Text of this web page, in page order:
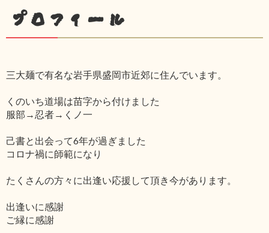
プロフィール
三大麺で有名な岩手県盛岡市近郊に住んでいます。
くのいち道場は苗字から付けました
服部→忍者→くノ一
己書と出会って6年が過ぎました
コロナ禍に師範になり
たくさんの方々に出逢い応援して頂き今があります。
出逢いに感謝
ご縁に感謝